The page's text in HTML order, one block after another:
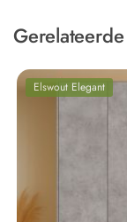
Elswout Elegant